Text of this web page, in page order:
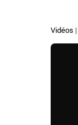
Vidéos |